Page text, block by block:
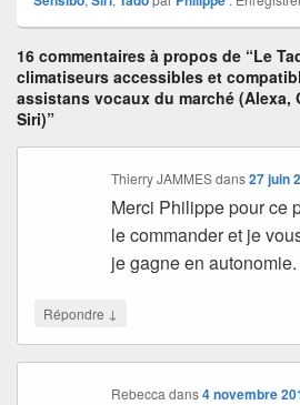
16 commentaires à propos de “Le
climatiseurs accessibles et
assistans vocaux du marché (Alexa,
Siri)”
Thierry JAMMESdans27 juin
Merci Philippe pour ce
le commander et je
je gagne en autonomie.
Répondre ↓
Rebecca dans4 novembre